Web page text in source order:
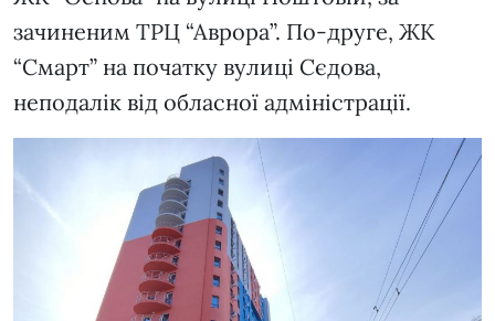
зачиненим ТРЦ “Аврора”. По-друге, ЖК
“Смарт” на початку вулиці Сєдова,
неподалік від обласної адміністрації.